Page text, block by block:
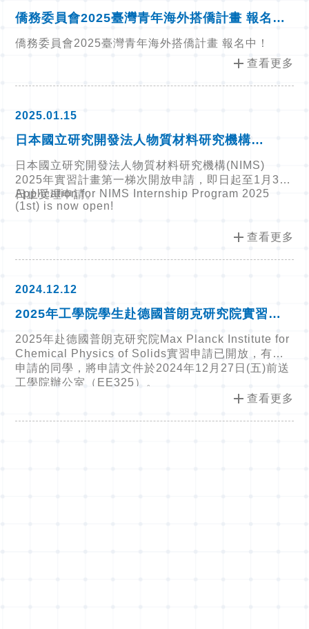
僑務委員會2025臺灣青年海外搭僑計畫 報名
僑務委員會2025臺灣青年海外搭僑計畫 報名中！
add 查看更多
2025.01.15
日本國立研究開發法人物質材料研究機構
(NIMS) 2025年實習計畫第一梯次開放申請，即
日起至1月31日止受理申請。 Application for
NIMS Internship Program 2025 (1st) is
now ope
日本國立研究開發法人物質材料研究機構(NIMS)
2025年實習計畫第一梯次開放申請，即日起至1月31
日止受理申請。
Application for NIMS Internship Program 2025
(1st) is now open!
add 查看更多
2024.12.12
2025年工學院學生赴德國普朗克研究院實習開
放申請，收件截止日為2024年12月27日(五)
2025年赴德國普朗克研究院Max Planck Institute for
Chemical Physics of Solids實習申請已開放，有意
申請的同學，將申請文件於2024年12月27日(五)前送
工學院辦公室（EE325）。
add 查看更多